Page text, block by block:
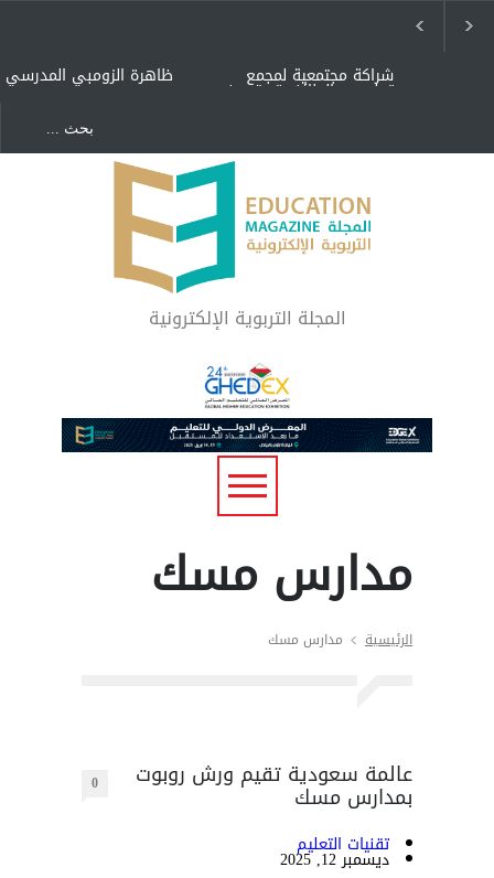
ظاهرة الزومبي المدرسي شراكة مجتمعية لمجمع
تعليمي بالطائف تستهدف
"كنت أنضرب ومافيني إلا
العافية" هل هذا مبرر
لاستمرار أسلوب التربية
المتوارث؟
لماذا تعد برامج توعية الأطفال
بخصوصية الجسد وقاية لا
فضول؟
المجلة التربوية الإلكترونية
مدارس مسك
الرئيسية مدارس مسك
عالمة سعودية تقيم ورش روبوت
بمدارس مسك 0
تقنيات التعليم
ديسمبر 12, 2025